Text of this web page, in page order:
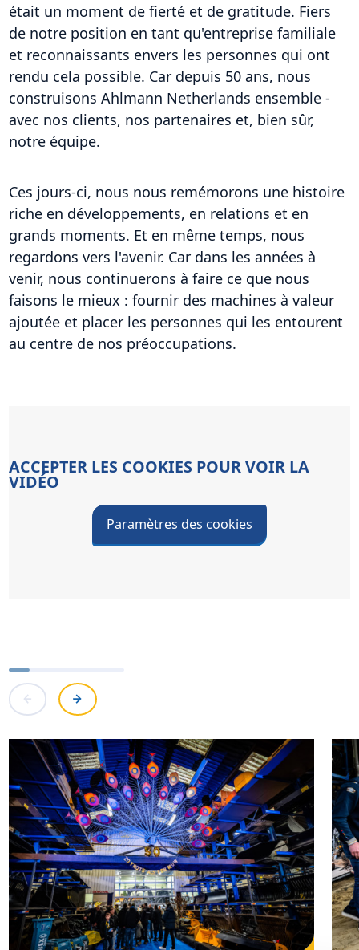
était un moment de fierté et de gratitude. Fiers
de notre position en tant qu'entreprise familiale
et reconnaissants envers les personnes qui ont
rendu cela possible. Car depuis 50 ans, nous
construisons Ahlmann Netherlands ensemble -
avec nos clients, nos partenaires et, bien sûr,
notre équipe.
Ces jours-ci, nous nous remémorons une histoire
riche en développements, en relations et en
grands moments. Et en même temps, nous
regardons vers l'avenir. Car dans les années à
venir, nous continuerons à faire ce que nous
faisons le mieux : fournir des machines à valeur
ajoutée et placer les personnes qui les entourent
au centre de nos préoccupations.
ACCEPTER LES COOKIES POUR VOIR LA
VIDÉO
Paramètres des cookies